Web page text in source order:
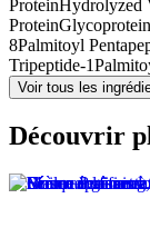
ProteinHydrolyzed
Protein
8Palmitoyl
Tripeptide-1
Voir tous les
Découvrir